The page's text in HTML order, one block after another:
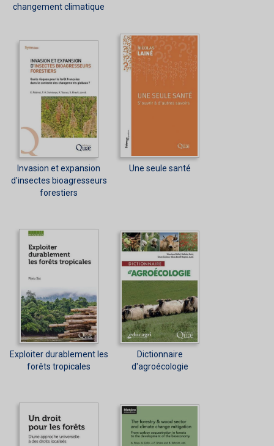
changement climatique
Invasion et expansion
d'insectes bioagresseurs
forestiers
Une seule santé
Exploiter durablement les
forêts tropicales
Dictionnaire
d'agroécologie